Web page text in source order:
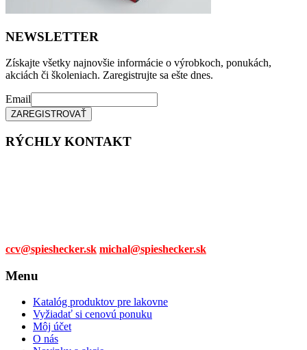
NEWSLETTER
Získajte všetky najnovšie informácie o výrobkoch, ponukách,
akciách či školeniach. Zaregistrujte sa ešte dnes.
Email
RÝCHLY KONTAKT
ccv@spieshecker.sk michal@spieshecker.sk
Menu
Katalóg produktov pre lakovne
Vyžiadať si cenovú ponuku
Môj účet
O nás